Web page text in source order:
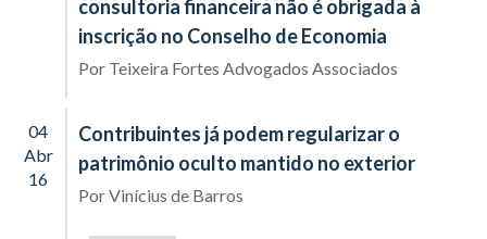
consultoria financeira não é obrigada à
inscrição no Conselho de Economia
Por Teixeira Fortes Advogados Associados
04
Abr
16
Contribuintes já podem regularizar o
patrimônio oculto mantido no exterior
PorVinícius de Barros